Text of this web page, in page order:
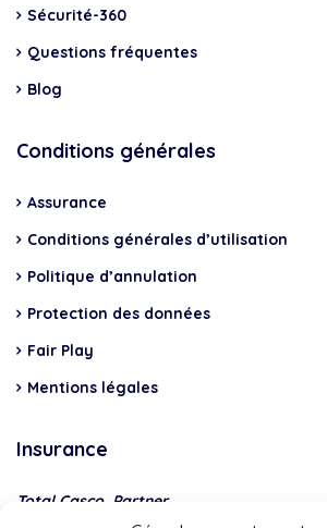
Sécurité-360
Questions fréquentes
Blog
Conditions générales
Assurance
Conditions générales d’utilisation
Politique d’annulation
Protection des données
Fair Play
Mentions légales
Insurance
Total Casco, Partner